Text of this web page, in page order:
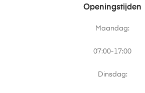
Openingstijden
Maandag:
07:00-17:00
Dinsdag: